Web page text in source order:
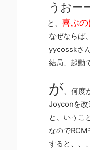
うおー
と、 喜ぶの
なぜならば
yyoosskさん
結局、起動
が、何度
Joyconを改
と、いうこ
なのでRCM
すると、、、